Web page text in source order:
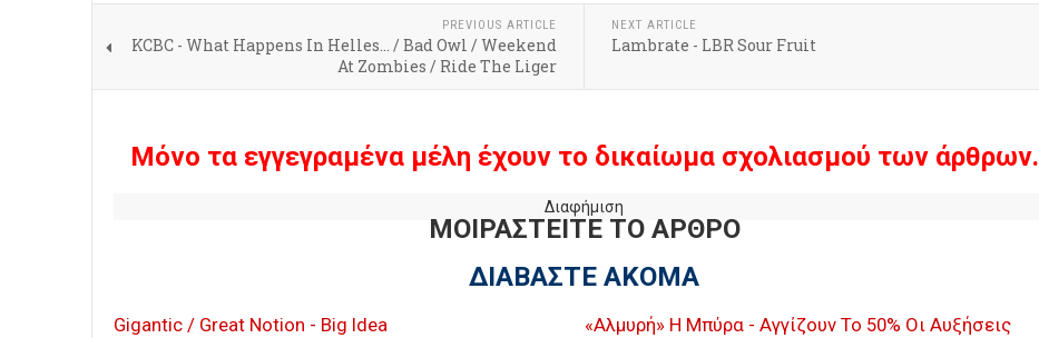
PREVIOUS ARTICLE
KCBC - What Happens In Helles... / Bad Owl / Weekend
At Zombies / Ride The Liger
NEXT ARTICLE
Lambrate - LBR Sour Fruit
Μόνο τα εγγεγραμένα μέλη έχουν το δικαίωμα σχολιασμού των άρθρων.
Διαφήμιση
ΜΟΙΡΑΣΤΕΙΤΕ ΤΟ ΑΡΘΡΟ
ΔΙΑΒΑΣΤΕ ΑΚΟΜΑ
Gigantic / Great Notion - Big Idea
«Αλμυρή» Η Μπύρα - Αγγίζουν Το 50% Οι Αυξήσεις